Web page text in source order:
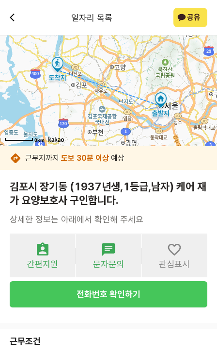
일자리 목록 공유
8km
8km
8km
8km
8km
8km
8km
8km
근무지까지 도보 30분 이상 예상
김포시 장기동 (1937년생,1등급,남자) 케어 재
가 요양보호사 구인합니다.
상세한 정보는 아래에서 확인해 주세요
간편지원 문자문의 관심표시
전화번호 확인하기
근무조건